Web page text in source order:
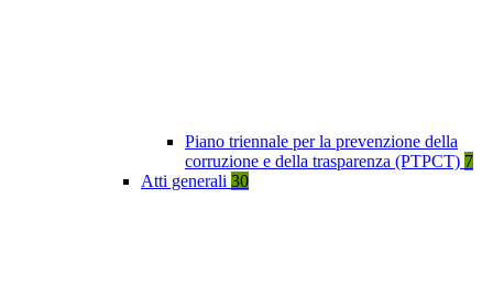
Piano triennale per la prevenzione della
corruzione e della trasparenza (PTPCT) 7
Atti generali 30